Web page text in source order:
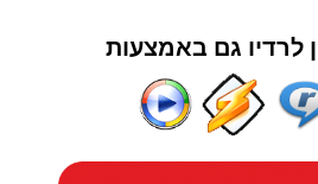
לרדיו גם באמצעות